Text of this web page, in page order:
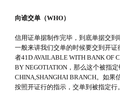
向谁交单（WHO）
信用证单据制作完毕，到底单据交到
一般来讲我们交单的时候要交到开
者41D AVAILABLE WITH BANK OF
BY NEGOTIATION，那么这个被指
CHINA,SHANGHAI BRANCH。如果
按照开证行的指示，交单到被指定行。